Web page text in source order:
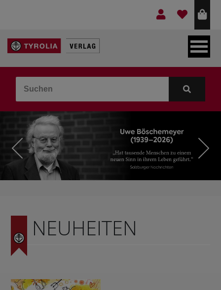
LEBEN & GLAUBE
KOCHEN & GESUNDHEIT
KINDER- & JUGENDBUCH
IDEEN & BEGLEITMATERIAL
NEUHEITEN